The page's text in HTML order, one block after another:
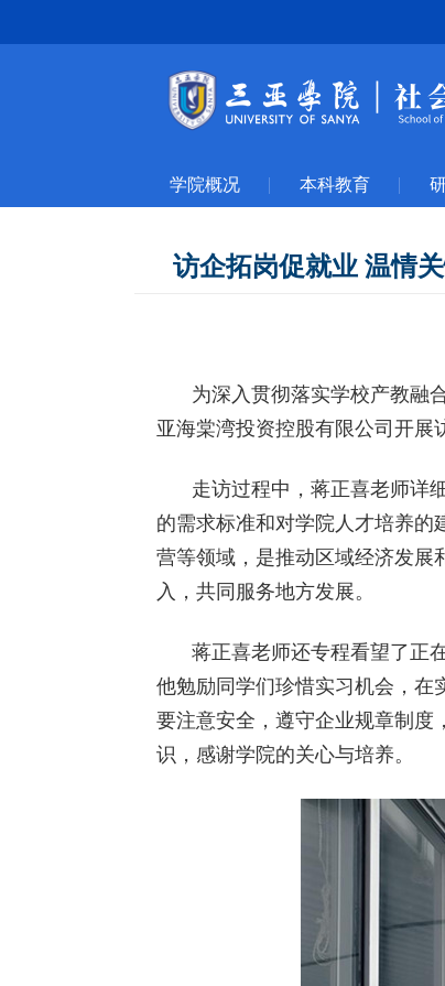
学院概况 本科教育
访企拓岗促就业 温情
为深入贯彻落实学校产教融
亚海棠湾投资控股有限公司开展
走访过程中，蒋正喜老师详
的需求标准和对学院人才培养的
营等领域，是推动区域经济发展
入，共同服务地方发展。
蒋正喜老师还专程看望了正
他勉励同学们珍惜实习机会，在
要注意安全，遵守企业规章制度
识，感谢学院的关心与培养。